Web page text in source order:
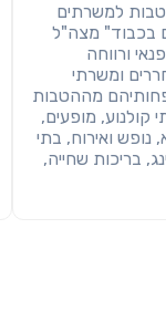
למשרתים
בכבוד" מצה"ל
ורווחה
ומשרתי
מההטבות
קולנוע, מופעים,
נופש ואירוח, בתי
בריכות שחייה,